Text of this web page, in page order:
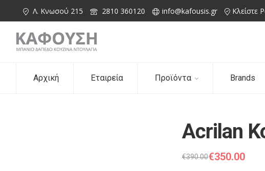
Λ. Κνωσού 215 2810 360120 info@kafousis.gr Κλείστε
Αρχική Εταιρεία Προϊόντα Brands
Acrilan
€390.00€350.00